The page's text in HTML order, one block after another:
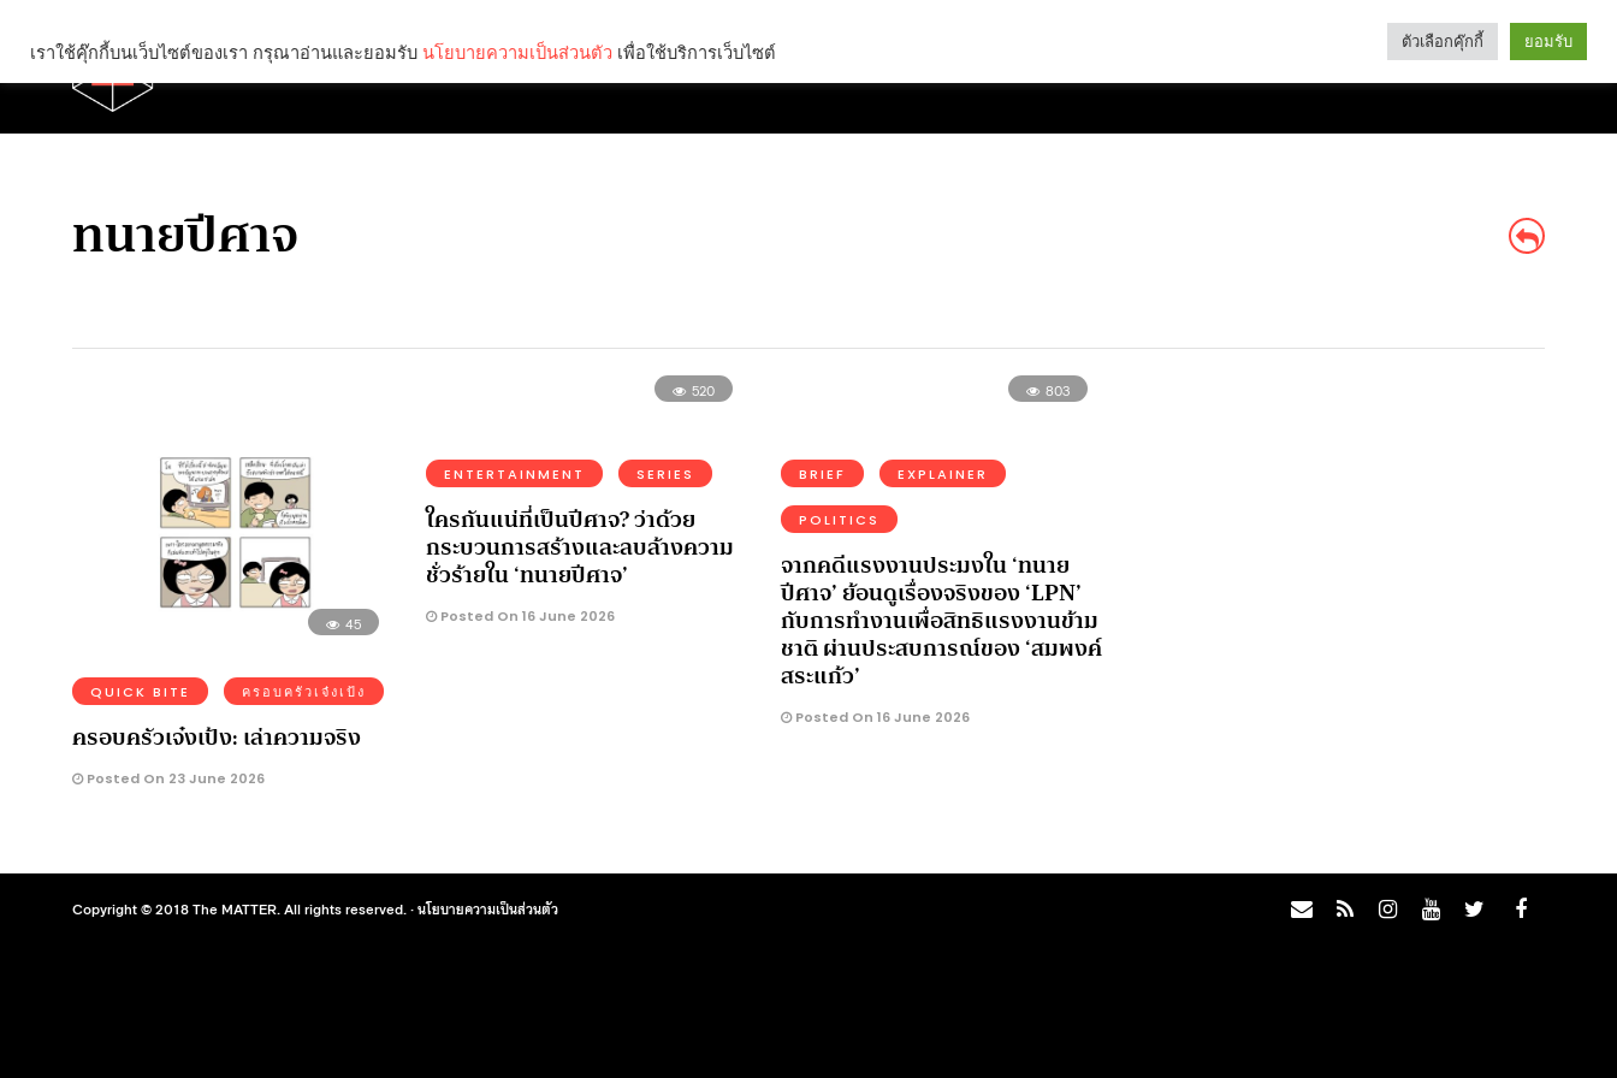
Categories
ทนายปีศาจ
45
QUICK BITE ครอบครัวเจ๋งเป้ง
ครอบครัวเจ๋งเป้ง: เล่าความจริง
Posted On 23 June 2026
520
ENTERTAINMENT SERIES
ใครกันแน่ที่เป็นปีศาจ? ว่าด้วย
กระบวนการสร้างและลบล้างความ
ชั่วร้ายใน ‘ทนายปีศาจ’
Posted On 16 June 2026
803
BRIEF EXPLAINER
POLITICS
จากคดีแรงงานประมงใน ‘ทนาย
ปีศาจ’ ย้อนดูเรื่องจริงของ ‘LPN’
กับการทำงานเพื่อสิทธิแรงงานข้าม
ชาติ ผ่านประสบการณ์ของ ‘สมพงค์
สระแก้ว’
Posted On 16 June 2026
Copyright © 2018 The MATTER. All rights reserved. ·นโยบายความเป็นส่วนตัว
เราใช้คุ๊กกี้บนเว็บไซต์ของเรา กรุณาอ่านและยอมรับ นโยบายความเป็นส่วนตัว เพื่อใช้บริการเว็บไซต์ ตัวเลือกคุ๊กกี้ ยอมรับ